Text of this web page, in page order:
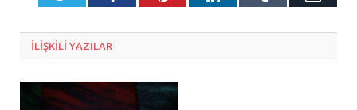
ILIŞKILI YAZILAR